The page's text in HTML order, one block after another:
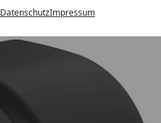
DatenschutzImpressum